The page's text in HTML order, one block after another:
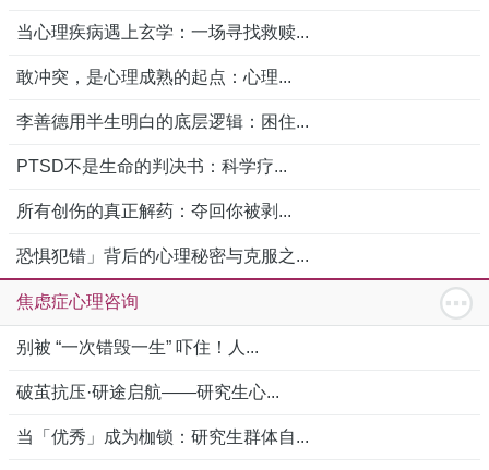
当心理疾病遇上玄学：一场寻找救赎...
敢冲突，是心理成熟的起点：心理...
李善德用半生明白的底层逻辑：困住...
PTSD不是生命的判决书：科学疗...
所有创伤的真正解药：夺回你被剥...
恐惧犯错」背后的心理秘密与克服之...
焦虑症心理咨询
别被 “一次错毁一生” 吓住！人...
破茧抗压·研途启航——研究生心...
当「优秀」成为枷锁：研究生群体自...